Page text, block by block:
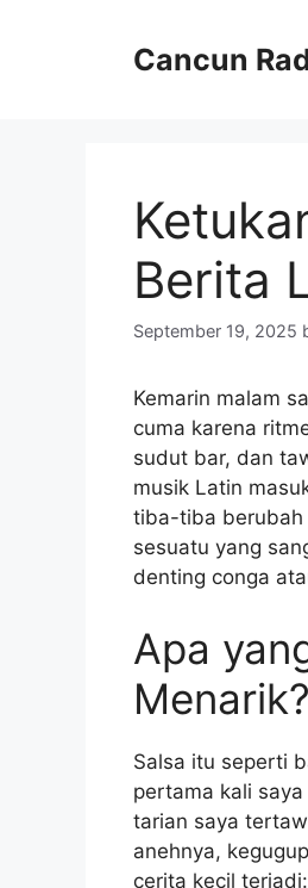
Cancun
Berita
September 19, 2025
Kemarin malam
cuma karena
sudut bar, dan
musik Latin
tiba-tiba berubah
sesuatu yang
denting conga
Apa
Menarik?
Salsa itu seperti
pertama kali
tarian saya
anehnya,
cerita kecil